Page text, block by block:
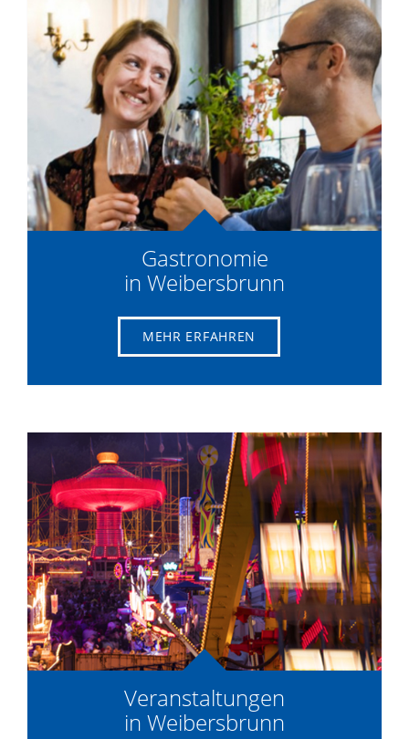
Gastronomie
in Weibersbrunn
MEHR ERFAHREN
Veranstaltungen
in Weibersbrunn